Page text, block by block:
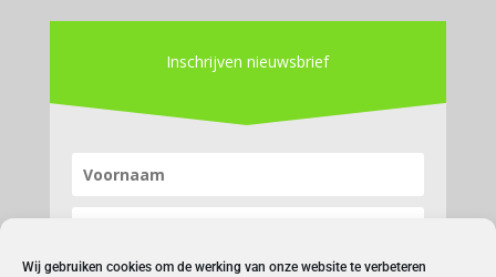
Wij gebruiken cookies om de werking van onze website te verbeteren
Inschrijven nieuwsbrief